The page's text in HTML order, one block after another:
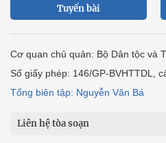
Tuyến bài
Cơ quan chủ quản: Bộ Dân tộc và
Số giấy phép: 146/GP-BVHTTDL,
Tổng biên tập: Nguyễn Văn Bá
Liên hệ tòa soạn